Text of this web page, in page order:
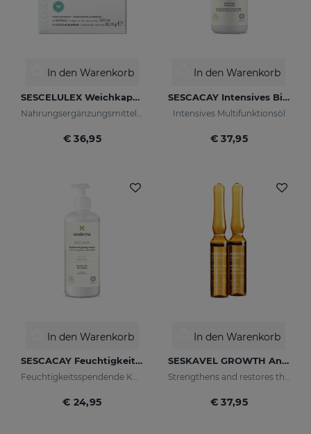
In den Warenkorb
SESCELULEX Weichkapseln
€ 36,95
In den Warenkorb
SESCACAY Intensives Bio-Öl
Intensives Multifunktionsöl
€ 37,95
In den Warenkorb
SESCACAY Feuchtigkeitsspendende Körpercreme
Feuchtigkeitsspendende Körpercreme
€ 24,95
In den Warenkorb
SESKAVEL GROWTH Anti-Haarausfall-Ampullen
Strengthens and restores the damaged structure of the most fragile and brittle hair while it activates its growth
€ 37,95